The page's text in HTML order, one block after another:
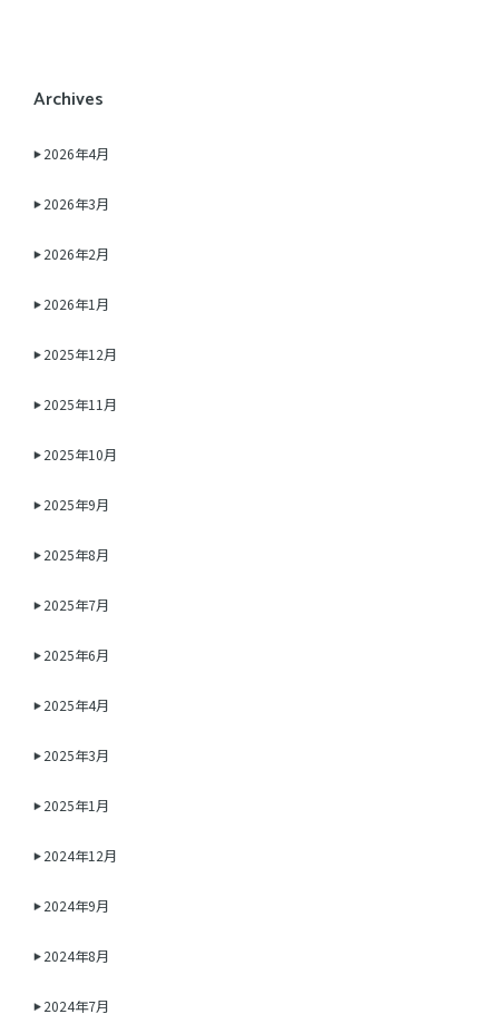
Archives
2026年4月
2026年3月
2026年2月
2026年1月
2025年12月
2025年11月
2025年10月
2025年9月
2025年8月
2025年7月
2025年6月
2025年4月
2025年3月
2025年1月
2024年12月
2024年9月
2024年8月
2024年7月